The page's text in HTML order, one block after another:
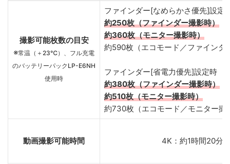
撮影可能枚数の目安
※常温（＋23℃）、フル充電
のバッテリーパックLP-E6NH
使用時
ファインダー[なめらかさ優先]設定
約250枚（ファインダー撮影時）
約360枚（モニター撮影時）
約590枚（エコモード／ファインダ
ファインダー[省電力優先]設定時
約380枚（ファインダー撮影時）
約510枚（モニター撮影時）
約730枚（エコモード／モニター撮
動画撮影可能時間 4K：約1時間20分